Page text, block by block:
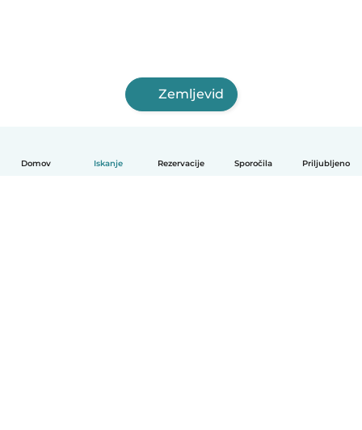
Domov Iskanje Rezervacije Sporočila Priljubljeno
Zemljevid